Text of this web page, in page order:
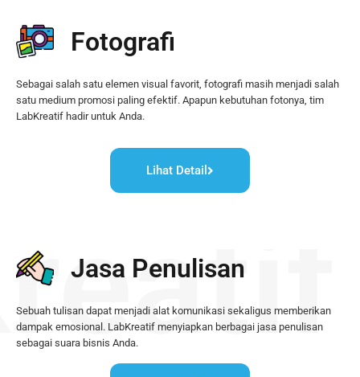
Fotografi
Sebagai salah satu elemen visual favorit, fotografi masih menjadi salah
satu medium promosi paling efektif. Apapun kebutuhan fotonya, tim
LabKreatif hadir untuk Anda.
Lihat Detail
Jasa Penulisan
Sebuah tulisan dapat menjadi alat komunikasi sekaligus memberikan
dampak emosional. LabKreatif menyiapkan berbagai jasa penulisan
sebagai suara bisnis Anda.